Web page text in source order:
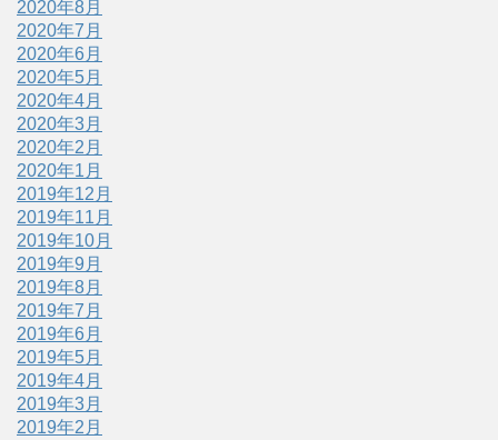
2020年8月
2020年7月
2020年6月
2020年5月
2020年4月
2020年3月
2020年2月
2020年1月
2019年12月
2019年11月
2019年10月
2019年9月
2019年8月
2019年7月
2019年6月
2019年5月
2019年4月
2019年3月
2019年2月